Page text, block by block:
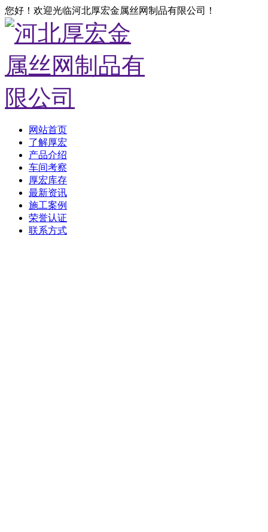
您好！欢迎光临河北厚宏金属丝网制品有限公司！
网站首页
了解厚宏
产品介绍
车间考察
厚宏库存
最新资讯
施工案例
荣誉认证
联系方式